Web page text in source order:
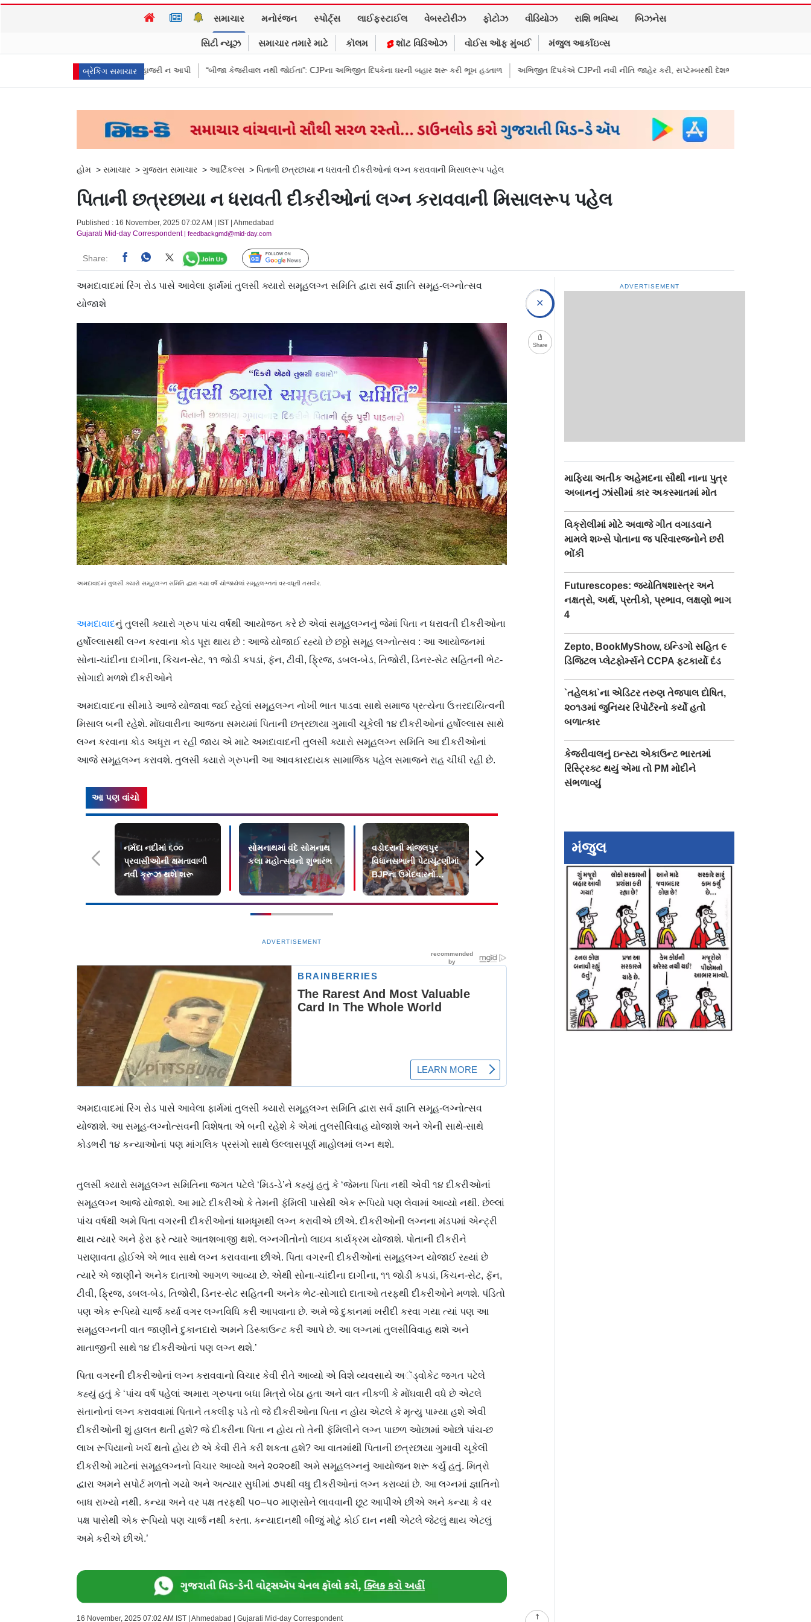
સમાચાર મનોરંજન સ્પોર્ટ્સ લાઈફસ્ટાઈલ વેબસ્ટોરીઝ ફોટોઝ વીડિયોઝ રાશિ ભવિષ્ય બિઝનેસ
સિટી ન્યૂઝ સમાચાર તમારે માટે કૉલમ શૉટ વિડિઓઝ વોઈસ ઑફ મુંબઈ મંજુલ આર્કાઇવ્સ
બ્રેકિંગ સમાચાર
પૈસા મોકલાવ્યા પણ હાજરી ન આપી “બીજા કેજરીવાલ નથી જોઈતા”: CJPના અભિજીત દિપકેના ઘરની બહાર શરૂ કરી ભૂખ હડતાળ અભિજીત દિપકેએ CJPની નવી નીતિ જાહેર કરી, સપ્ટેમ્બરથી દેશભારમાં થશે શરૂ તુકારામ મુંઢે On Fire:
હોમ > સમાચાર > ગુજરાત સમાચાર > આર્ટિકલ્સ > પિતાની છત્રછાયા ન ધરાવતી દીકરીઓનાં લગ્ન કરાવવાની મિસાલરૂપ પહેલ
પિતાની છત્રછાયા ન ધરાવતી દીકરીઓનાં લગ્ન કરાવવાની મિસાલરૂપ પહેલ
Published : 16 November, 2025 07:02 AM | IST | Ahmedabad
Gujarati Mid-day Correspondent| feedbackgmd@mid-day.com
Share: Follow Us
અમદાવાદમાં રિંગ રોડ પાસે આવેલા ફાર્મમાં તુલસી ક્યારો સમૂહલગ્ન સમિતિ દ્વારા સર્વ જ્ઞાતિ સમૂહ-લગ્નોત્સવ
યોજાશે
અમદાવાદમાં તુલસી ક્યારો સમૂહલગ્ન સમિતિ દ્વારા ગયા વર્ષે યોજાયેલાં સમૂહલગ્નનાં વર-વધૂની તસવીર.
અમદાવાદનું તુલસી ક્યારો ગ્રુપ પાંચ વર્ષથી આયોજન કરે છે એવાં સમૂહલગ્નનું જેમાં પિતા ન ધરાવતી દીકરીઓના
હર્ષોલ્લાસથી લગ્ન કરવાના કોડ પૂરા થાય છે : આજે યોજાઈ રહ્યો છે છઠ્ઠો સમૂહ લગ્નોત્સવ : આ આયોજનમાં
સોના-ચાંદીના દાગીના, કિચન-સેટ, ૧૧ જોડી કપડાં, ફૅન, ટીવી, ફ્રિજ, ડબલ-બેડ, તિજોરી, ડિનર-સેટ સહિતની ભેટ-
સોગાદો મળશે દીકરીઓને
અમદાવાદના સીમાડે આજે યોજાવા જઈ રહેલાં સમૂહલગ્ન નોખી ભાત પાડવા સાથે સમાજ પ્રત્યેના ઉત્તરદાયિત્વની
મિસાલ બની રહેશે. મોંઘવારીના આજના સમયમાં પિતાની છત્રછાયા ગુમાવી ચૂકેલી ૧૪ દીકરીઓનાં હર્ષોલ્લાસ સાથે
લગ્ન કરવાના કોડ અધૂરા ન રહી જાય એ માટે અમદાવાદની તુલસી ક્યારો સમૂહલગ્ન સમિતિ આ દીકરીઓનાં
આજે સમૂહલગ્ન કરાવશે. તુલસી ક્યારો ગ્રુપની આ આવકારદાયક સામાજિક પહેલ સમાજને રાહ ચીંધી રહી છે.
આ પણ વાંચો
નર્મદા નદીમાં ૬૦૦
પ્રવાસીઓની ક્ષમતાવાળી
નવી ક્રૂઝ થશે શરૂ
સોમનાથમાં વંદે સોમનાથ
કલા મહોત્સવનો શુભારંભ
વડોદરાની માંજલપુર
વિધાનસભાની પેટાચૂંટણીમાં
BJPના ઉમેદવારનો
વિજય
બાળદરદીઓનાં મૃત્યુ
ADVERTISEMENT
અમદાવાદમાં રિંગ રોડ પાસે આવેલા ફાર્મમાં તુલસી ક્યારો સમૂહલગ્ન સમિતિ દ્વારા સર્વ જ્ઞાતિ સમૂહ-લગ્નોત્સવ
યોજાશે. આ સમૂહ-લગ્નોત્સવની વિશેષતા એ બની રહેશે કે એમાં તુલસીવિવાહ યોજાશે અને એની સાથે-સાથે
કોડભરી ૧૪ કન્યાઓનાં પણ માંગલિક પ્રસંગો સાથે ઉલ્લાસપૂર્ણ માહોલમાં લગ્ન થશે.
તુલસી ક્યારો સમૂહલગ્ન સમિતિના જગત પટેલે ‘મિડ-ડે’ને કહ્યું હતું કે ‘જેમના પિતા નથી એવી ૧૪ દીકરીઓનાં
સમૂહલગ્ન આજે યોજાશે. આ માટે દીકરીઓ કે તેમની ફૅમિલી પાસેથી એક રૂપિયો પણ લેવામાં આવ્યો નથી. છેલ્લાં
પાંચ વર્ષથી અમે પિતા વગરની દીકરીઓનાં ધામધૂમથી લગ્ન કરાવીએ છીએ. દીકરીઓની લગ્નના મંડપમાં એન્ટ્રી
થાય ત્યારે અને ફેરા ફરે ત્યારે આતશબાજી થશે. લગ્નગીતોનો લાઇવ કાર્યક્રમ યોજાશે. પોતાની દીકરીને
પરાણાવતા હોઈએ એ ભાવ સાથે લગ્ન કરાવવાના છીએ. પિતા વગરની દીકરીઓનાં સમૂહલગ્ન યોજાઈ રહ્યાં છે
ત્યારે એ જાણીને અનેક દાતાઓ આગળ આવ્યા છે. એથી સોના-ચાંદીના દાગીના, ૧૧ જોડી કપડાં, કિચન-સેટ, ફૅન,
ટીવી, ફ્રિજ, ડબલ-બેડ, તિજોરી, ડિનર-સેટ સહિતની અનેક ભેટ-સોગાદો દાતાઓ તરફથી દીકરીઓને મળશે. પંડિતો
પણ એક રૂપિયો ચાર્જ કર્યા વગર લગ્નવિધિ કરી આપવાના છે. અમે જે દુકાનમાં ખરીદી કરવા ગયા ત્યાં પણ આ
સમૂહલગ્નની વાત જાણીને દુકાનદારો અમને ડિસ્કાઉન્ટ કરી આપે છે. આ લગ્નમાં તુલસીવિવાહ થશે અને
માતાજીની સાથે ૧૪ દીકરીઓનાં પણ લગ્ન થશે.’
પિતા વગરની દીકરીઓનાં લગ્ન કરાવવાનો વિચાર કેવી રીતે આવ્યો એ વિશે વ્યવસાયે અૅડ‍્વોકેટ જગત પટેલે
કહ્યું હતું કે ‘પાંચ વર્ષ પહેલાં અમારા ગ્રુપના બધા મિત્રો બેઠા હતા અને વાત નીકળી કે મોંઘવારી વધે છે એટલે
સંતાનોનાં લગ્ન કરાવવામાં પિતાને તકલીફ પડે તો જે દીકરીઓના પિતા ન હોય એટલે કે મૃત્યુ પામ્યા હશે એવી
દીકરીઓની શું હાલત થતી હશે? જે દીકરીના પિતા ન હોય તો તેની ફૅમિલીને લગ્ન પાછળ ઓછામાં ઓછો પાંચ-છ
લાખ રૂપિયાનો ખર્ચ થતો હોય છે એ કેવી રીતે કરી શકતા હશે? આ વાતમાંથી પિતાની છત્રછાયા ગુમાવી ચૂકેલી
દીકરીઓ માટેનાં સમૂહલગ્નનો વિચાર આવ્યો અને ૨૦૨૦થી અમે સમૂહલગ્નનું આયોજન શરૂ કર્યું હતું. મિત્રો
દ્વારા અમને સપોર્ટ મળતો ગયો અને અત્યાર સુધીમાં ૭૫થી વધુ દીકરીઓનાં લગ્ન કરાવ્યાં છે. આ લગ્નમાં જ્ઞાતિનો
બાધ રાખ્યો નથી. કન્યા અને વર પક્ષ તરફથી ૫૦–૫૦ માણસોને લાવવાની છૂટ આપીએ છીએ અને કન્યા કે વર
પક્ષ પાસેથી એક રૂપિયો પણ ચાર્જ નથી કરતા. કન્યાદાનથી બીજું મોટું કોઈ દાન નથી એટલે જેટલું થાય એટલું
અમે કરીએ છીએ.’
Share
16 November, 2025 07:02 AM IST | Ahmedabad | Gujarati Mid-day Correspondent
ADVERTISEMENT
માફિયા અતીક અહેમદના સૌથી નાના પુત્ર
અબાનનું ઝાંસીમાં કાર અકસ્માતમાં મોત
વિક્રોલીમાં મોટે અવાજે ગીત વગાડવાને
મામલે શખ્સે પોતાના જ પરિવારજનોને છરી
ભોંકી
Futurescopes: જ્યોતિષશાસ્ત્ર અને
નક્ષત્રો, અર્થ, પ્રતીકો, પ્રભાવ, લક્ષણો ભાગ
4
Zepto, BookMyShow, ઇન્ડિગો સહિત ૯
ડિજિટલ પ્લેટફોર્મ્સને CCPA ફટકાર્યો દંડ
`તહેલકા`ના એડિટર તરુણ તેજપાલ દોષિત,
૨૦૧૩માં જુનિયર રિપોર્ટરનો કર્યો હતો
બળાત્કાર
કેજરીવાલનું ઇન્સ્ટા એકાઉન્ટ ભારતમાં
રિસ્ટ્રિક્ટ થયું એમા તો PM મોદીને
સંભળાવ્યું
મંજુલ